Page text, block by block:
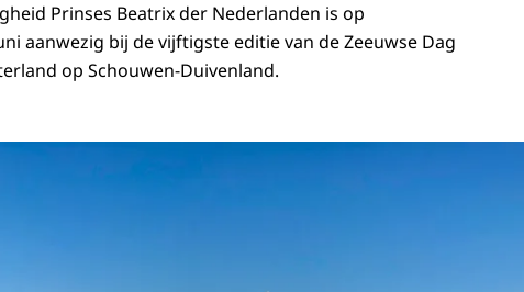
Prinses Beatrix der Nederlanden is op
aanwezig bij de vijftigste editie van de Zeeuwse Dag
op Schouwen-Duivenland.